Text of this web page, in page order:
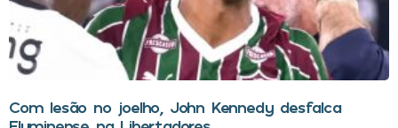
Com lesão no joelho, John Kennedy desfalca